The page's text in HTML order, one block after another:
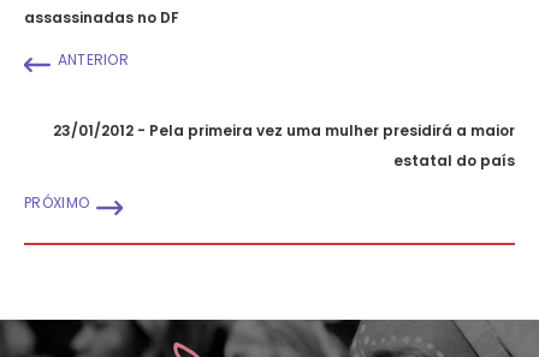
assassinadas no DF
ANTERIOR
23/01/2012 - Pela primeira vez uma mulher presidirá a maior
estatal do país
PRÓXIMO